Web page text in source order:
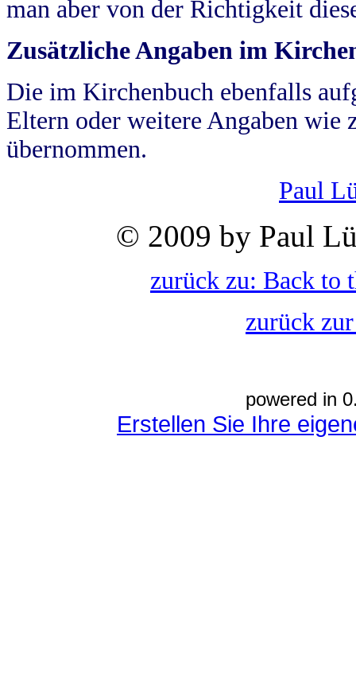
man aber von der Richtigkeit
Zusätzliche Angaben im
Die im Kirchenbuch ebenfalls
Eltern oder weitere Angaben wie
übernommen.
Paul
© 2009 by Paul
zurück zu: Back to
zurück
powered in
Erstellen Sie Ihre